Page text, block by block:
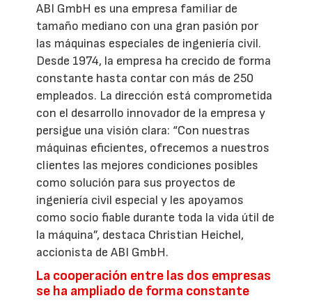
ABI GmbH es una empresa familiar de
tamaño mediano con una gran pasión por
las máquinas especiales de ingeniería civil.
Desde 1974, la empresa ha crecido de forma
constante hasta contar con más de 250
empleados. La dirección está comprometida
con el desarrollo innovador de la empresa y
persigue una visión clara: “Con nuestras
máquinas eficientes, ofrecemos a nuestros
clientes las mejores condiciones posibles
como solución para sus proyectos de
ingeniería civil especial y les apoyamos
como socio fiable durante toda la vida útil de
la máquina”, destaca Christian Heichel,
accionista de ABI GmbH.
La cooperación entre las dos empresas
se ha ampliado de forma constante